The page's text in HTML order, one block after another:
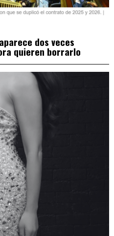
dos veces
quieren borrarlo